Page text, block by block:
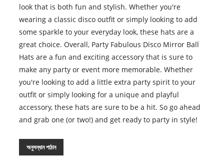
look that is both fun and stylish. Whether you're
wearing a classic disco outfit or simply looking to add
some sparkle to your everyday look, these hats are a
great choice. Overall, Party Fabulous Disco Mirror Ball
Hats are a fun and exciting accessory that is sure to
make any party or event more memorable. Whether
you're looking to add a little extra party spirit to your
outfit or simply looking for a unique and playful
accessory, these hats are sure to be a hit. So go ahead
and grab one (or two!) and get ready to party in style!
অনুসন্ধান পাঠান